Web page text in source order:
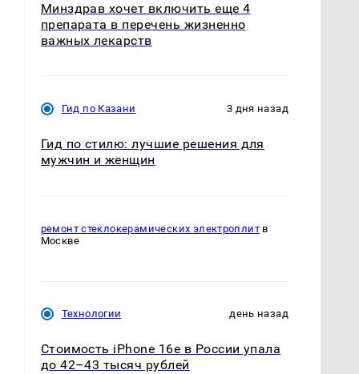
Минздрав хочет включить еще 4
препарата в перечень жизненно
важных лекарств
Гид по Казани 3 дня назад
Гид по стилю: лучшие решения для
мужчин и женщин
ремонт стеклокерамических электроплит в
Москве
Технологии день назад
Стоимость iPhone 16e в России упала
до 42–43 тысяч рублей